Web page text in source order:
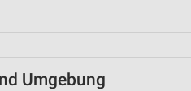
Umgebung